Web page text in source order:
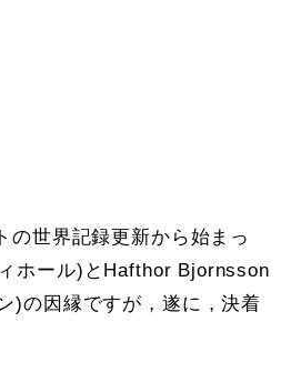
の世界記録更新から始まっ
ホール)とHafthor Bjornsson
)の因縁ですが，遂に，決着